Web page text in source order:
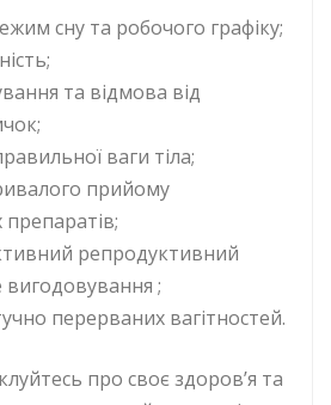
сну та робочого графіку;
та відмова від
ваги тіла;
прийому
репродуктивний
вигодовування ;
перерваних вагітностей.
про своє здоров’я та